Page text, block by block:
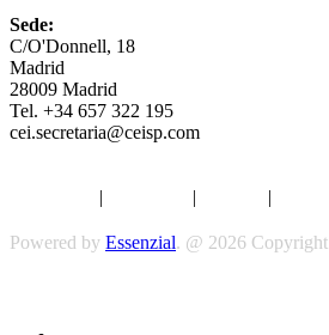
Sede:
C/O'Donnell, 18
Madrid
28009 Madrid
Tel. +34 657 322 195
cei.secretaria@ceisp.com
| | |
Powered by Essenzial. @ 2026 Copyright